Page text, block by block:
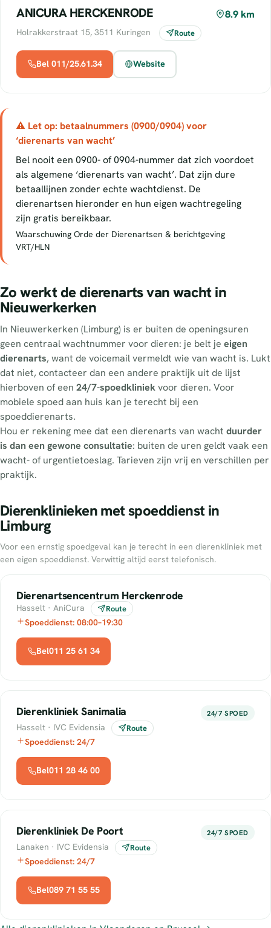
ANICURA HERCKENRODE 8.9 km
Holrakkerstraat 15, 3511 Kuringen Route
Bel 011/25.61.34 Website
⚠ Let op: betaalnummers (0900/0904) voor
‘dierenarts van wacht’
Bel nooit een 0900- of 0904-nummer dat zich voordoet
als algemene ‘dierenarts van wacht’. Dat zijn dure
betaallijnen zonder echte wachtdienst. De
dierenartsen hieronder en hun eigen wachtregeling
zijn gratis bereikbaar.
Waarschuwing Orde der Dierenartsen & berichtgeving
VRT/HLN
Zo werkt de dierenarts van wacht in
Nieuwerkerken
In Nieuwerkerken (Limburg) is er buiten de openingsuren
geen centraal wachtnummer voor dieren: je belt je eigen
dierenarts, want de voicemail vermeldt wie van wacht is. Lukt
dat niet, contacteer dan een andere praktijk uit de lijst
hierboven of een 24/7-spoedkliniekvoor dieren. Voor
mobiele spoed aan huis kan je terecht bij een
spoeddierenarts.
Hou er rekening mee dat een dierenarts van wacht duurder
is dan een gewone consultatie: buiten de uren geldt vaak een
wacht- of urgentietoeslag. Tarieven zijn vrij en verschillen per
praktijk.
Dierenklinieken met spoeddienst in
Limburg
Voor een ernstig spoedgeval kan je terecht in een dierenkliniek met
een eigen spoeddienst. Verwittig altijd eerst telefonisch.
Dierenartsencentrum Herckenrode
Hasselt · AniCura Route
Spoeddienst: 08:00–19:30
Bel011 25 61 34
Dierenkliniek Sanimalia 24/7 SPOED
Hasselt · IVC Evidensia Route
Spoeddienst: 24/7
Bel011 28 46 00
Dierenkliniek De Poort 24/7 SPOED
Lanaken · IVC Evidensia Route
Spoeddienst: 24/7
Bel089 71 55 55